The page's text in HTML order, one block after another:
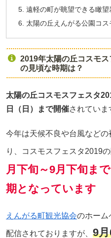
遠軽の町が眺望できる瞰望
太陽の丘えんがる公園コ
2019年太陽の丘コスモ
の見頃な時期は？
太陽の丘コスモスフェスタ
日（日）まで開催されていま
今年は天候不良や台風など
り、コスモスフェスタ2019
月下旬～9月下旬ま
期となっています
えんがる町観光協会のホーム
配信されておりますが、 9